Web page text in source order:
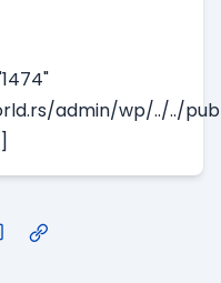
admin/wp/../../